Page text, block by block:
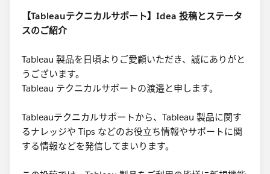
【Tableauテクニカルサポート】Idea 投稿とステータ
スのご紹介
Tableau 製品を日頃よりご愛顧いただき、誠にありがと
うございます。
Tableau テクニカルサポートの渡邉と申します。
Tableauテクニカルサポートから、Tableau 製品に関す
るナレッジや Tips などのお役立ち情報やサポートに関
する情報などを発信してまいります。